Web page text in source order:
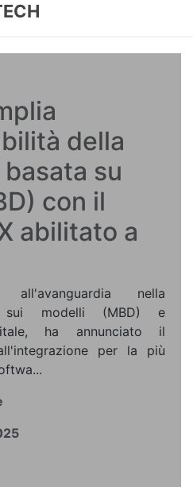
della
su
con il
abilitato a
all'avanguardia nella
sui modelli (MBD) e
ha annunciato il
per la più